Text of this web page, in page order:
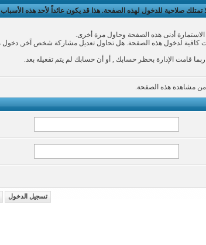
صلاحية للدخول لهذه الصفحة. هذا قد يكون عائداً لأحد هذه
أدنى هذه الصفحة وحاول مرة أخرى.
كافية لدخول هذه الصفحة. هل تحاول تعديل مشاركة شخص آخر, دخول
قامت الإدارة بحظر حسابك , أو أن حسابك لم يتم تفعيله بعد.
مشاهدة هذه الصفحة.